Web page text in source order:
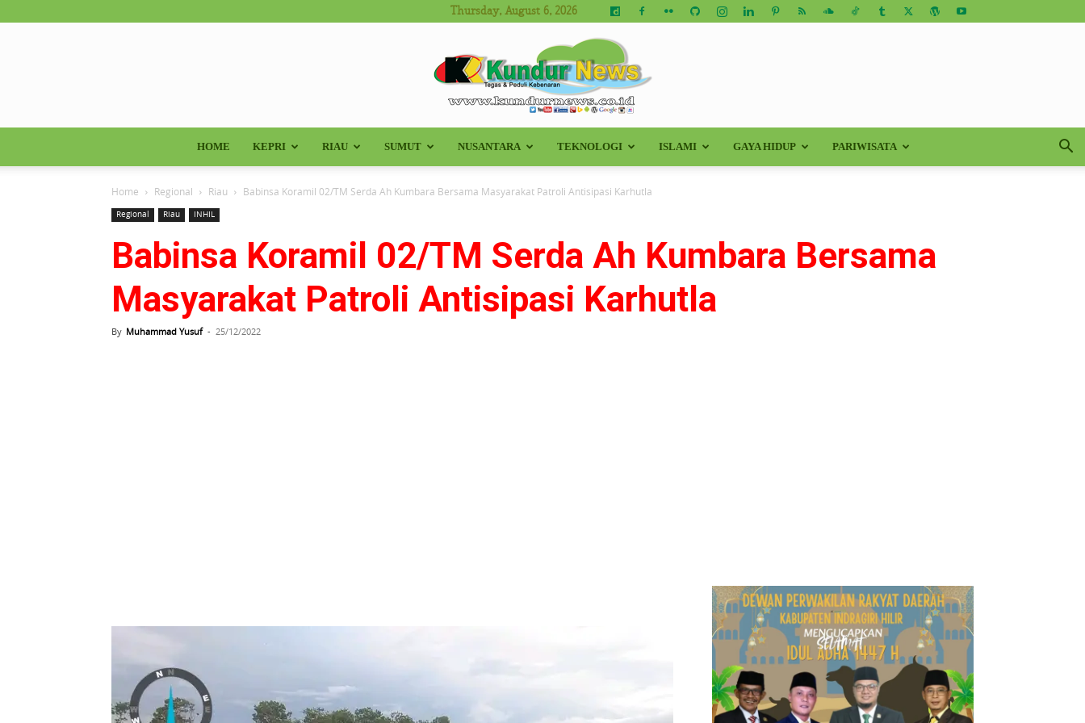
Thursday, August 6, 2026
Kundur
News
HOME KEPRI RIAU SUMUT NUSANTARA TEKNOLOGI ISLAMI GAYA HIDUP PARIWISATA
Home Regional Riau Babinsa Koramil 02/TM Serda Ah Kumbara Bersama Masyarakat Patroli Antisipasi Karhutla
Regional Riau INHIL
Babinsa Koramil 02/TM Serda Ah Kumbara Bersama
Masyarakat Patroli Antisipasi Karhutla
By Muhammad Yusuf - 25/12/2022